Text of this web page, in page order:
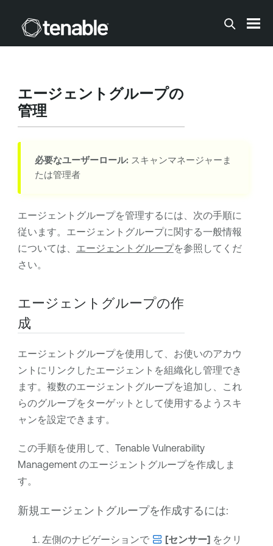
メインコンテンツに移動する
エージェントグループの
管理
必要なユーザーロール: スキャンマネージャーま
たは管理者
エージェントグループを管理するには、次の手順に
従います。エージェントグループに関する一般情報
については、 エージェントグループを参照してくだ
さい。
エージェントグループの作
成
エージェントグループを使用して、お使いのアカウ
ントにリンクしたエージェントを組織化し管理でき
ます。複数のエージェントグループを追加し、これ
らのグループをターゲットとして使用するようスキ
ャンを設定できます。
この手順を使用して、 Tenable Vulnerability
Managementのエージェントグループを作成しま
す。
新規エージェントグループを作成するには:
左側のナビゲーションで [センサー] をクリ